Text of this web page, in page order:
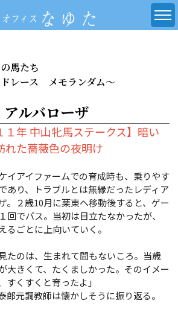
馬たち
レース メモランダム～
アルバローザ
１年 中山牝馬ステークス】暗い
れた薔薇色の夜明け
イアイファームでの育成時も、乗りやす
あり、トラブルとは無縁だったレディア
。２歳10月に栗東へ移動後すると、ゲー
回でパス。当初は目立たなかったが、
るごとに上向いていく。
たのは、生まれて間もないころ。当歳
大きくて、たくましかった。そのイメー
すくすくと育ったよ」
郎元調教師は懐かしそうに振り返る。